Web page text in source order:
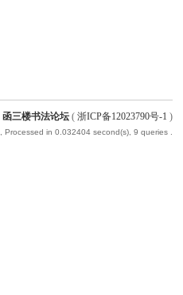
函三楼书法论坛( 浙ICP备12023790号-1 )
, Processed in 0.032404 second(s), 9 queries .